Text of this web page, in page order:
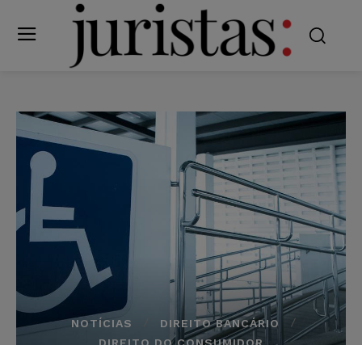
NOTÍCIAS
DIREITO BANCÁRIO
DIREITO DO CONSUMIDOR